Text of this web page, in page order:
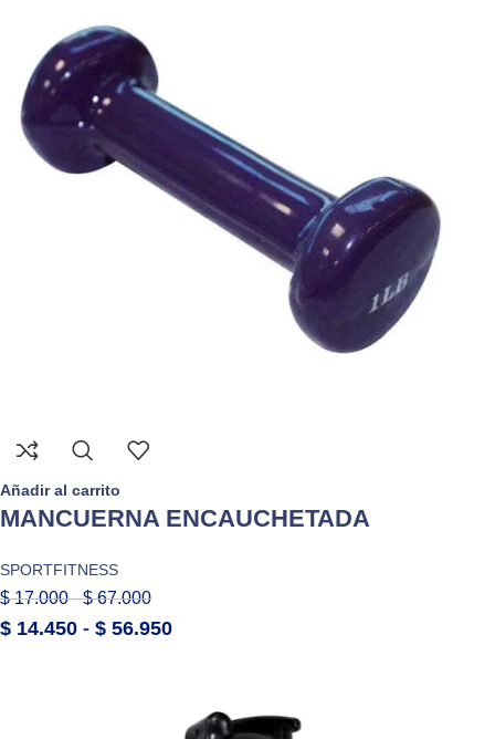
Añadir al carrito
MANCUERNA ENCAUCHETADA
SPORTFITNESS
$17.000 - $67.000
$ 14.450 - $ 56.950